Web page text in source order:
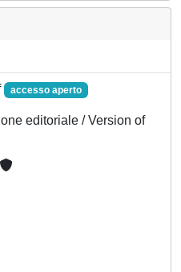
accesso aperto
editoriale / Version of